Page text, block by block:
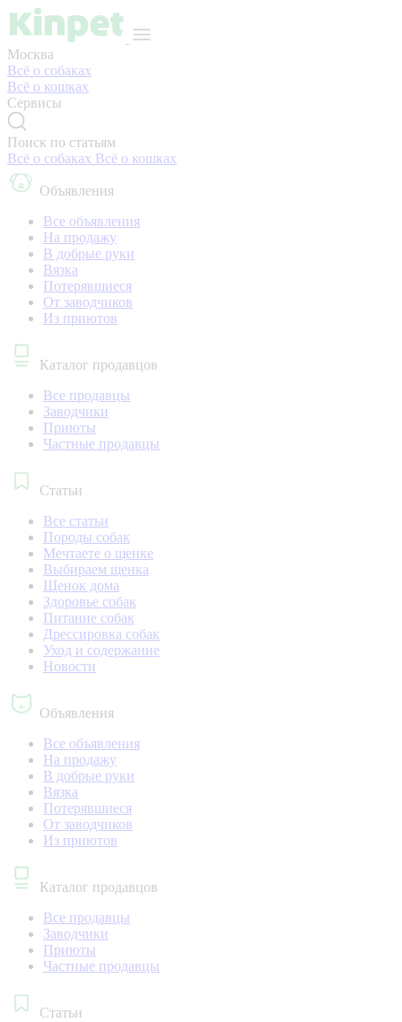
Москва
Всё о собаках
Всё о кошках
Сервисы
Поиск по статьям
Всё о собаках Всё о кошках
Объявления
Все объявления
На продажу
В добрые руки
Вязка
Потерявшиеся
От заводчиков
Из приютов
Каталог продавцов
Все продавцы
Заводчики
Приюты
Частные продавцы
Статьи
Все статьи
Породы собак
Мечтаете о щенке
Выбираем щенка
Щенок дома
Здоровье собак
Питание собак
Дрессировка собак
Уход и содержание
Новости
Объявления
Все объявления
На продажу
В добрые руки
Вязка
Потерявшиеся
От заводчиков
Из приютов
Каталог продавцов
Все продавцы
Заводчики
Приюты
Частные продавцы
Статьи